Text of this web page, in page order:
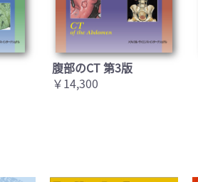
腹部のCT 第3版
￥14,300